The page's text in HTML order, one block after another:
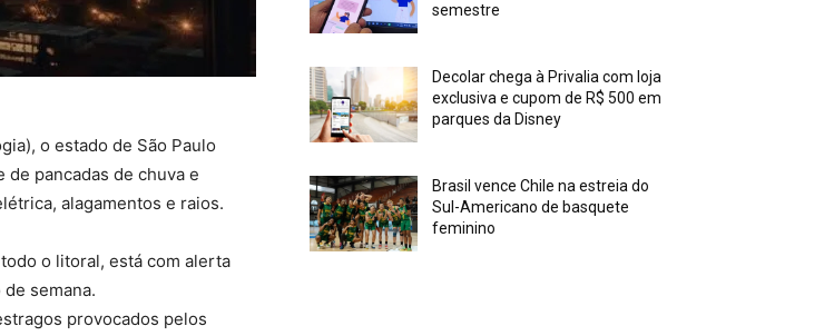
o estado de São Paulo
pancadas de chuva e
alagamentos e raios.
o litoral, está com alerta
semana.
provocados pelos
semestre
Decolar chega à Privalia com loja
exclusiva e cupom de R$ 500 em
parques da Disney
Brasil vence Chile na estreia do
Sul-Americano de basquete
feminino